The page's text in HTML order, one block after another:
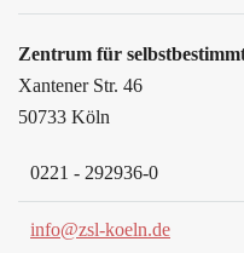
Zentrum für
Xantener Str. 46
50733 Köln
0221 - 292936-0
info@zsl-koeln.de